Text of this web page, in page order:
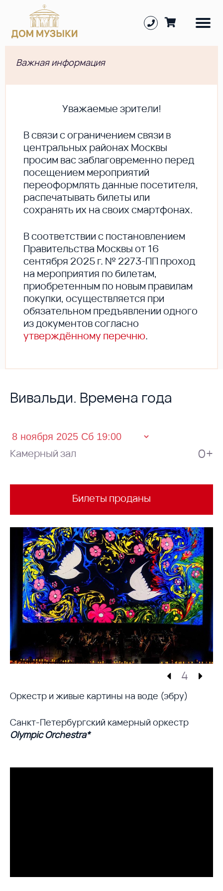
Важная информация
Уважаемые зрители!
В cвязи с ограничением связи в
центральных районах Москвы
просим вас заблаговременно перед
посещением мероприятий
переоформлять данные посетителя,
распечатывать билеты или
сохранять их на своих смартфонах.
В соответствии с постановлением
Правительства Москвы от 16
сентября 2025 г. № 2273-ПП проход
на мероприятия по билетам,
приобретенным по новым правилам
покупки, осуществляется при
обязательном предъявлении одного
из документов согласно
утверждённому перечню.
Вивальди. Времена года
Камерный зал 0+
Билеты проданы
4
Оркестр и живые картины на воде (эбру)
Санкт-Петербургский камерный оркестр
Olympic Orchestra*